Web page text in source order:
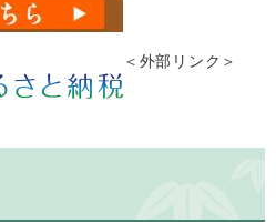
＜外部リンク＞